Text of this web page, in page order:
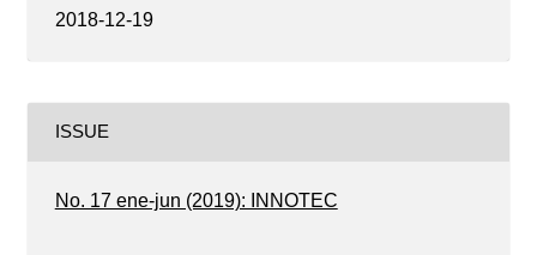
2018-12-19
ISSUE
No. 17 ene-jun (2019): INNOTEC